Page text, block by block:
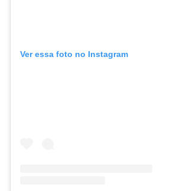
Ver essa foto no Instagram